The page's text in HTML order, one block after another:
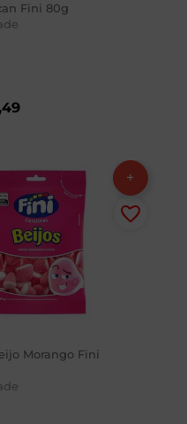
Fini 80g
49
Morango Fini